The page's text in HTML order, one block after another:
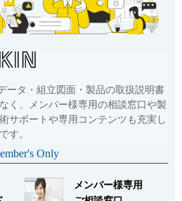
ータ・組立図面・製品の取扱説明書
く、メンバー様専用の相談窓口や製
サポートや専用コンテンツも充実し
す。
Only
メンバー様専用